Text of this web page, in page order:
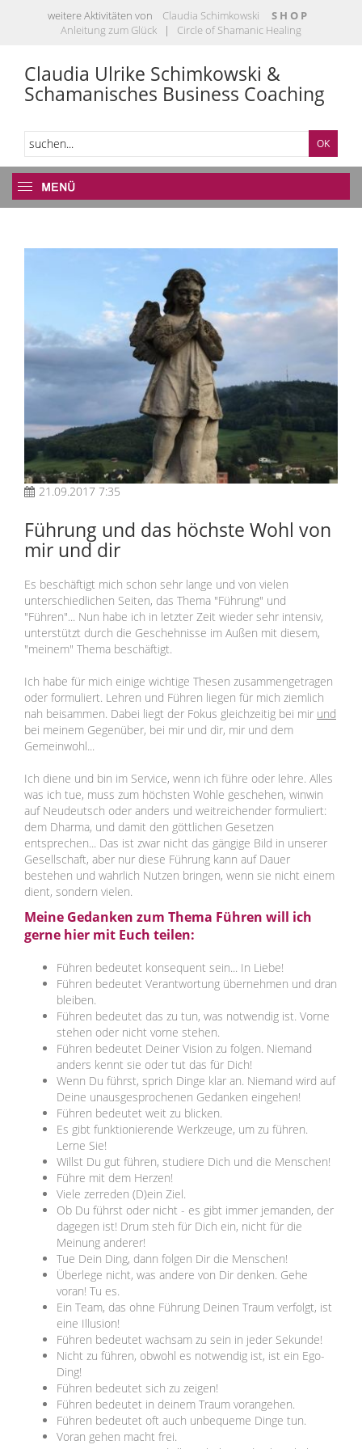
weitere Aktivitäten von Claudia Schimkowski
S H O P
Anleitung zum Glück | Circle of Shamanic Healing
Claudia Ulrike Schimkowski &
Schamanisches Business Coaching
21.09.2017 7:35
Führung und das höchste Wohl von
mir und dir
Es beschäftigt mich schon sehr lange und von vielen
unterschiedlichen Seiten, das Thema "Führung" und
"Führen"... Nun habe ich in letzter Zeit wieder sehr intensiv,
unterstützt durch die Geschehnisse im Außen mit diesem,
"meinem" Thema beschäftigt.
Ich habe für mich einige wichtige Thesen zusammengetragen
oder formuliert. Lehren und Führen liegen für mich ziemlich
nah beisammen. Dabei liegt der Fokus gleichzeitig bei mir und
bei meinem Gegenüber, bei mir und dir, mir und dem
Gemeinwohl...
Ich diene und bin im Service, wenn ich führe oder lehre. Alles
was ich tue, muss zum höchsten Wohle geschehen, winwin
auf Neudeutsch oder anders und weitreichender formuliert:
dem Dharma, und damit den göttlichen Gesetzen
entsprechen... Das ist zwar nicht das gängige Bild in unserer
Gesellschaft, aber nur diese Führung kann auf Dauer
bestehen und wahrlich Nutzen bringen, wenn sie nicht einem
dient, sondern vielen.
Meine Gedanken zum Thema Führen will ich
gerne hier mit Euch teilen:
Führen bedeutet konsequent sein... In Liebe!
Führen bedeutet Verantwortung übernehmen und dran
bleiben.
Führen bedeutet das zu tun, was notwendig ist. Vorne
stehen oder nicht vorne stehen.
Führen bedeutet Deiner Vision zu folgen. Niemand
anders kennt sie oder tut das für Dich!
Wenn Du führst, sprich Dinge klar an. Niemand wird auf
Deine unausgesprochenen Gedanken eingehen!
Führen bedeutet weit zu blicken.
Es gibt funktionierende Werkzeuge, um zu führen.
Lerne Sie!
Willst Du gut führen, studiere Dich und die Menschen!
Führe mit dem Herzen!
Viele zerreden (D)ein Ziel.
Ob Du führst oder nicht - es gibt immer jemanden, der
dagegen ist! Drum steh für Dich ein, nicht für die
Meinung anderer!
Tue Dein Ding, dann folgen Dir die Menschen!
Überlege nicht, was andere von Dir denken. Gehe
voran! Tu es.
Ein Team, das ohne Führung Deinen Traum verfolgt, ist
eine Illusion!
Führen bedeutet wachsam zu sein in jeder Sekunde!
Nicht zu führen, obwohl es notwendig ist, ist ein Ego-
Ding!
Führen bedeutet sich zu zeigen!
Führen bedeutet in deinem Traum vorangehen.
Führen bedeutet oft auch unbequeme Dinge tun.
Voran gehen macht frei.